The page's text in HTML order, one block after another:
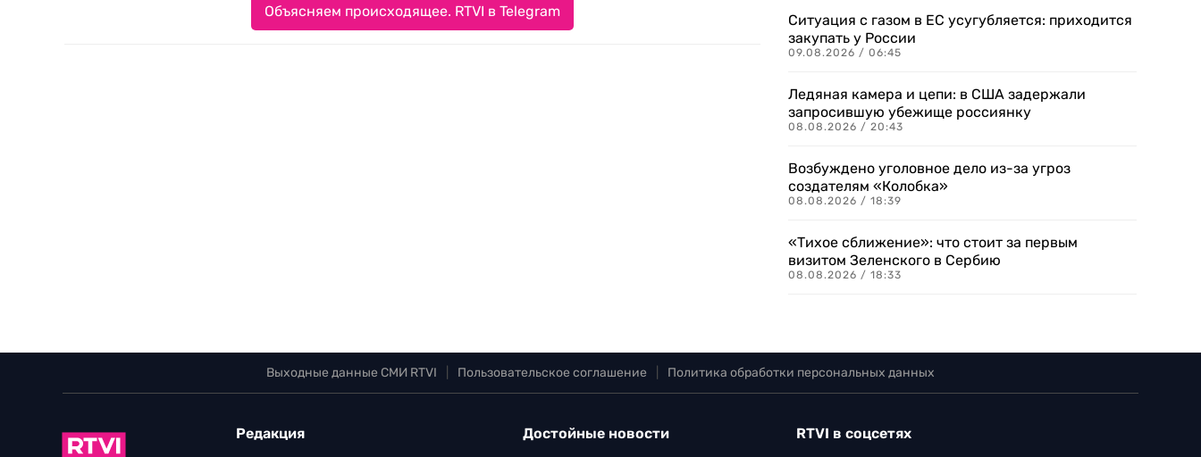
Объясняем происходящее. RTVI в Telegram
Ситуация с газом в ЕС усугубляется: приходится
закупать у России
09.08.2026 / 06:45
Ледяная камера и цепи: в США задержали
запросившую убежище россиянку
08.08.2026 / 20:43
Возбуждено уголовное дело из-за угроз
создателям «Колобка»
08.08.2026 / 18:39
«Тихое сближение»: что стоит за первым
визитом Зеленского в Сербию
08.08.2026 / 18:33
Выходные данные СМИ RTVI Пользовательское соглашение Политика обработки персональных данных
Редакция Достойные новости RTVI в соцсетях